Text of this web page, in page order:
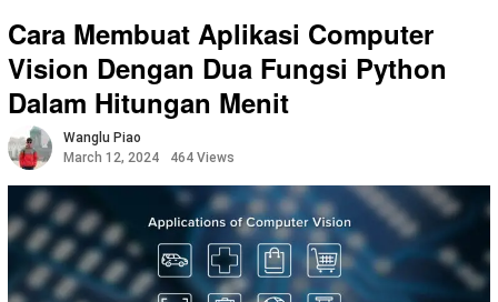
Cara Membuat Aplikasi Computer
Vision Dengan Dua Fungsi Python
Dalam Hitungan Menit
Wanglu Piao
March 12, 2024
464 Views